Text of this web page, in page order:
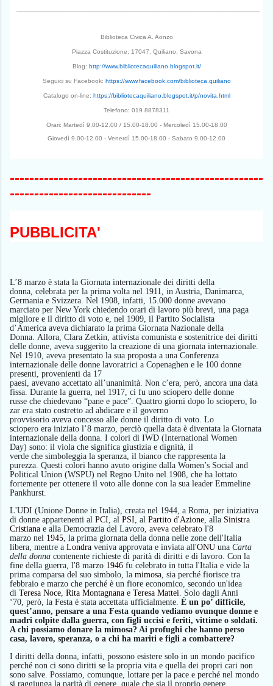
Biblioteca Civica A. Aonzo
Piazza Costituzione, 17047, Quiliano, Savona
Blog: http://www.bibliotecaquiliano.blogspot.it/
Seguici su Facebook: https://www.facebook.com/biblioteca.quiliano
Catalogo on-line: https://bibliotecaquiliano.blogspot.it/p/novita.html
Telefono: 019 8878311
Orari: Martedì 9.00-12.00 / 15.00-18.00 - Mercoledì 15.00-18.00
Giovedì 9.00-12.00 - Venerdì 15.00-18.00 - Sabato 9.00-12.00
----------------------------------------------------
-----------------------------
PUBBLICITA'
L’8 marzo è stata la Giornata internazionale dei diritti della
donna, celebrata per la prima volta nel 1911, in Austria, Danimarca,
Germania e Svizzera. Nel 1908, infatti, 15.000 donne avevano
marciato per New York chiedendo orari di lavoro più brevi, una paga
migliore e il diritto di voto e, nel 1909, il Partito Socialista
d’America aveva dichiarato la prima Giornata Nazionale della
Donna. Allora, Clara Zetkin, attivista comunista e sostenitrice dei diritti
delle donne, aveva suggerito la creazione di una giornata internazionale.
Nel 1910, aveva presentato la sua proposta a una Conferenza
internazionale delle donne lavoratrici a Copenaghen e le 100 donne
presenti, provenienti da 17
paesi, avevano accettato all’unanimità. Non c’era, però, ancora una data
fissa. Durante la guerra, nel 1917, ci fu uno sciopero delle donne
russe che chiedevano “pane e pace”. Quattro giorni dopo lo sciopero, lo
zar era stato costretto ad abdicare e il governo
provvisorio aveva concesso alle donne il diritto di voto. Lo
sciopero era iniziato l’8 marzo, perciò quella data è diventata la Giornata
internazionale della donna. I colori di IWD (International Women
Day) sono: il viola che significa giustizia e dignità, il
verde che simboleggia la speranza, il bianco che rappresenta la
purezza. Questi colori hanno avuto origine dalla Women’s Social and
Political Union (WSPU) nel Regno Unito nel 1908, che ha lottato
fortemente per ottenere il voto alle donne con la sua leader Emmeline
Pankhurst.
L'UDI (Unione Donne in Italia), creata nel 1944, a Roma, per iniziativa
di donne appartenenti al PCI, al PSI, al Partito d'Azione, alla Sinistra
Cristiana e alla Democrazia del Lavoro, aveva celebrato l'8
marzo nel 1945, la prima giornata della donna nelle zone dell'Italia
libera, mentre a Londra veniva approvata e inviata all'ONU una Carta
della donna contenente richieste di parità di diritti e di lavoro. Con la
fine della guerra, l'8 marzo 1946 fu celebrato in tutta l'Italia e vide la
prima comparsa del suo simbolo, la mimosa, sia perché fiorisce tra
febbraio e marzo che perché è un fiore economico, secondo un'idea
di Teresa Noce, Rita Montagnana e Teresa Mattei. Solo dagli Anni
‘70, però, la Festa è stata accettata ufficialmente. È un po’ difficile,
quest’anno, pensare a una Festa quando vediamo ovunque donne e
madri colpite dalla guerra, con figli uccisi e feriti, vittime o soldati.
A chi possiamo donare la mimosa? Ai profughi che hanno perso
casa, lavoro, speranza, o a chi ha mariti e figli a combattere?
I diritti della donna, infatti, possono esistere solo in un mondo pacifico
perché non ci sono diritti se la propria vita e quella dei propri cari non
sono salve. Possiamo, comunque, lottare per la pace e perché nel mondo
si raggiunga la parità di genere, quale che sia il proprio genere.